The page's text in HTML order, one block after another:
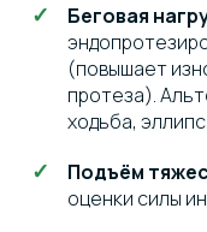
Беговая
(повышает
протеза).
ходьба, эллипс.
Подъём
оценки силы